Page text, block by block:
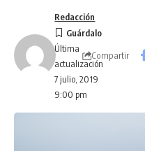
Última
actualización
7 julio, 2019
9:00 pm
Redacción
Compartir